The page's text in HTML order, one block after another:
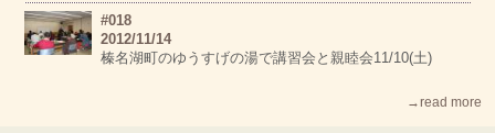
#018
2012/11/14
榛名湖町のゆうすげの湯で講習会と親睦会11/10(土)
→read more